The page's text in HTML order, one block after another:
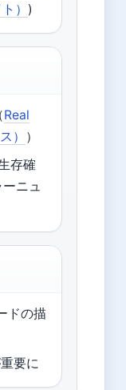
） )
Real
） ）
存確
ニュ
ドの描
要に